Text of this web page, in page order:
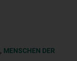
, MENSCHEN DER